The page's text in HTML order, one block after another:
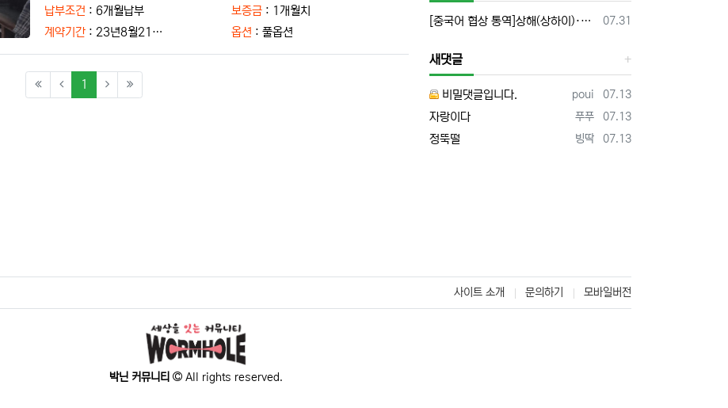
납부조건 : 6개월납부 보증금: 1개월치
계약기간: 23년8월21… 옵션 : 풀옵션
1 (current)
등록일
07.31
[중국어 협상 통역]상해(상하이)·항저우/이우·쑤저우 공급·제조 업체,공장 미팅 & 전시회 한중 원어민 프리랜서 비즈니스 통역사
새댓글
등록자
poui 등록일
07.13
비밀댓글입니다.
등록자
푸푸 등록일
07.13
자랑이다
등록자
빙딱 등록일
07.13
정뚝떨
사이트 소개 문의하기 모바일버전
박닌 커뮤니티 All rights reserved.